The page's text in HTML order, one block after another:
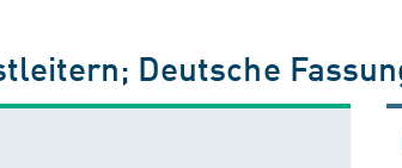
Deutsche